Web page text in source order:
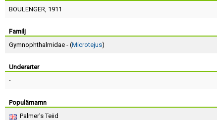
BOULENGER, 1911
Familj
Gymnophthalmidae - (Microtejus)
Underarter
-
Populärnamn
Palmer's Teiid
Terms of Service
Skapa konto